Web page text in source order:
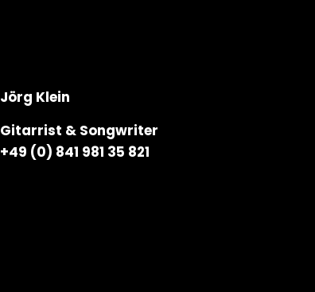
Jörg Klein
Gitarrist & Songwriter
+49 (0) 841 981 35 821